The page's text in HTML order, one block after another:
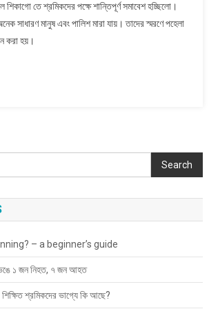
মে
দিবস!
তে শ্রমিকদের পক্ষে শান্তিপূর্ণ সমাবেশ হচ্ছিলো।
সাধারণ মানুষ এবং পালিশ মারা যায়। তাদের স্মরণে পহেলা
করা হয়।
Search
– a beginner’s guide
১ জন নিহত, ৭ জন আহত
শ্রমিকদের ভাগ্যে কি আছে?